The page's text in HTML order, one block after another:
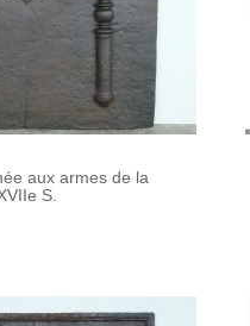
aux armes de la
S.